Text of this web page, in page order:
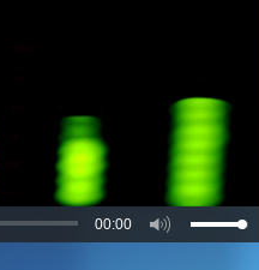
00:00